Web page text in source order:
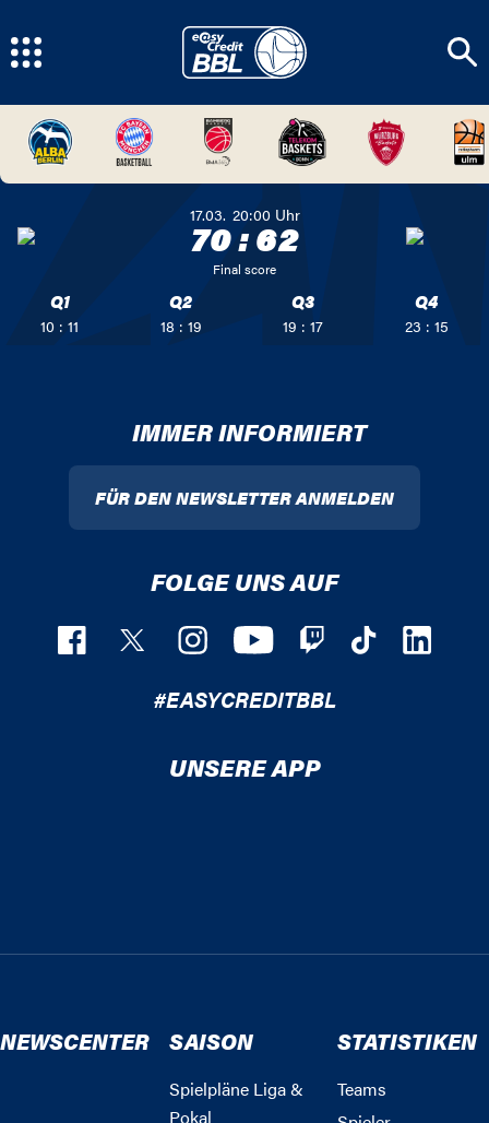
17.03. 20:00 Uhr
70:62
Final score
Q1
10 : 11
Q2
18 : 19
Q3
19 : 17
Q4
23 : 15
IMMER INFORMIERT
FÜR DEN NEWSLETTER ANMELDEN
FOLGE UNS AUF
#EASYCREDITBBL
UNSERE APP
NEWSCENTER SAISON
Spielpläne Liga &
Pokal
STATISTIKEN
Teams